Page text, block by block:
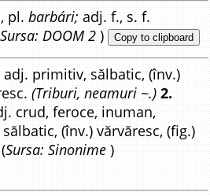
pl.barbári; adj. f., s. f.
Sursa: DOOM 2 ) Copy to clipboard
adj. primitiv, sălbatic, (înv.)
(Triburi, neamuri ~.) 2.
crud, feroce, inuman,
(înv.) vărvăresc, (fig.)
(Sursa: Sinonime )